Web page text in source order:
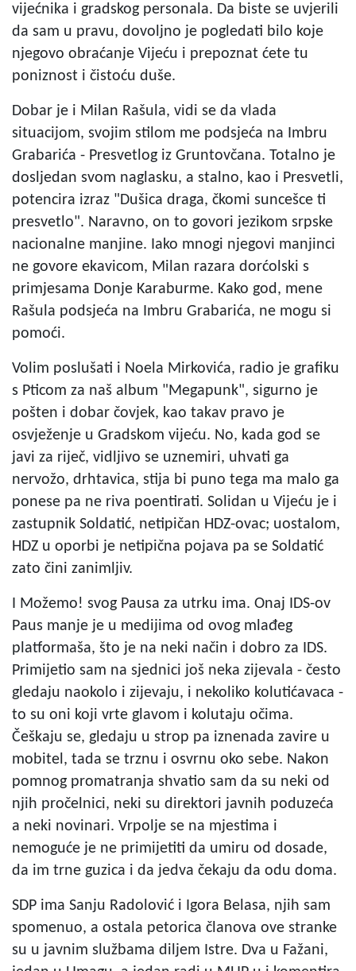
vijećnika i gradskog personala. Da biste se uvjerili
da sam u pravu, dovoljno je pogledati bilo koje
njegovo obraćanje Vijeću i prepoznat ćete tu
poniznost i čistoću duše.
Dobar je i Milan Rašula, vidi se da vlada
situacijom, svojim stilom me podsjeća na Imbru
Grabarića - Presvetlog iz Gruntovčana. Totalno je
dosljedan svom naglasku, a stalno, kao i Presvetli,
potencira izraz "Dušica draga, čkomi suncešce ti
presvetlo". Naravno, on to govori jezikom srpske
nacionalne manjine. Iako mnogi njegovi manjinci
ne govore ekavicom, Milan razara dorćolski s
primjesama Donje Karaburme. Kako god, mene
Rašula podsjeća na Imbru Grabarića, ne mogu si
pomoći.
Volim poslušati i Noela Mirkovića, radio je grafiku
s Pticom za naš album "Megapunk", sigurno je
pošten i dobar čovjek, kao takav pravo je
osvježenje u Gradskom vijeću. No, kada god se
javi za riječ, vidljivo se uznemiri, uhvati ga
nervožo, drhtavica, stija bi puno tega ma malo ga
ponese pa ne riva poentirati. Solidan u Vijeću je i
zastupnik Soldatić, netipičan HDZ-ovac; uostalom,
HDZ u oporbi je netipična pojava pa se Soldatić
zato čini zanimljiv.
I Možemo! svog Pausa za utrku ima. Onaj IDS-ov
Paus manje je u medijima od ovog mlađeg
platformaša, što je na neki način i dobro za IDS.
Primijetio sam na sjednici još neka zijevala - često
gledaju naokolo i zijevaju, i nekoliko kolutićavaca -
to su oni koji vrte glavom i kolutaju očima.
Češkaju se, gledaju u strop pa iznenada zavire u
mobitel, tada se trznu i osvrnu oko sebe. Nakon
pomnog promatranja shvatio sam da su neki od
njih pročelnici, neki su direktori javnih poduzeća
a neki novinari. Vrpolje se na mjestima i
nemoguće je ne primijetiti da umiru od dosade,
da im trne guzica i da jedva čekaju da odu doma.
SDP ima Sanju Radolović i Igora Belasa, njih sam
spomenuo, a ostala petorica članova ove stranke
su u javnim službama diljem Istre. Dva u Fažani,